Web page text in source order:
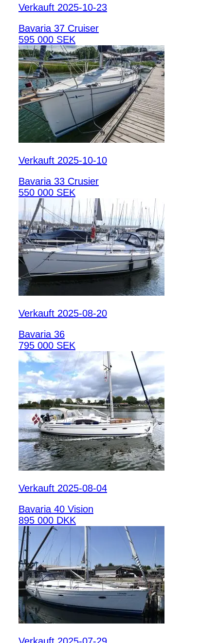
Verkauft 2025-10-23
Bavaria 37 Cruiser
595 000 SEK
Verkauft 2025-10-10
Bavaria 33 Crusier
550 000 SEK
Verkauft 2025-08-20
Bavaria 36
795 000 SEK
Verkauft 2025-08-04
Bavaria 40 Vision
895 000 DKK